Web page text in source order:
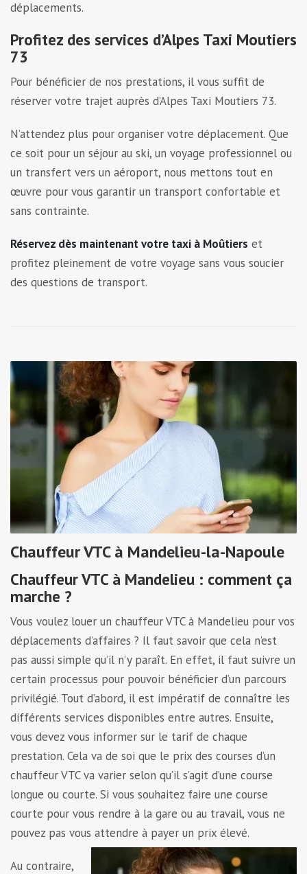
déplacements.
Profitez des services d’Alpes Taxi Moutiers
73
Pour bénéficier de nos prestations, il vous suffit de
réserver votre trajet auprès d’Alpes Taxi Moutiers 73.
N’attendez plus pour organiser votre déplacement. Que
ce soit pour un séjour au ski, un voyage professionnel ou
un transfert vers un aéroport, nous mettons tout en
œuvre pour vous garantir un transport confortable et
sans contrainte.
Réservez dès maintenant votre taxi à Moûtiers et
profitez pleinement de votre voyage sans vous soucier
des questions de transport.
Chauffeur VTC à Mandelieu-la-Napoule
Chauffeur VTC à Mandelieu : comment ça
marche ?
Vous voulez louer un chauffeur VTC à Mandelieu pour vos
déplacements d’affaires ? Il faut savoir que cela n’est
pas aussi simple qu’il n’y paraît. En effet, il faut suivre un
certain processus pour pouvoir bénéficier d’un parcours
privilégié. Tout d’abord, il est impératif de connaître les
différents services disponibles entre autres. Ensuite,
vous devez vous informer sur le tarif de chaque
prestation. Cela va de soi que le prix des courses d’un
chauffeur VTC va varier selon qu’il s’agit d’une course
longue ou courte. Si vous souhaitez faire une course
courte pour vous rendre à la gare ou au travail, vous ne
pouvez pas vous attendre à payer un prix élevé.
Au contraire,